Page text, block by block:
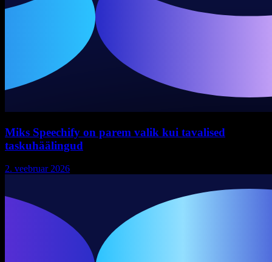
Miks Speechify on parem valik kui tavalised
taskuhäälingud
2. veebruar 2026